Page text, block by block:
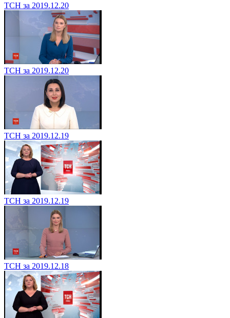
ТСН за 2019.12.20
ТСН за 2019.12.20
ТСН за 2019.12.19
ТСН за 2019.12.19
ТСН за 2019.12.18